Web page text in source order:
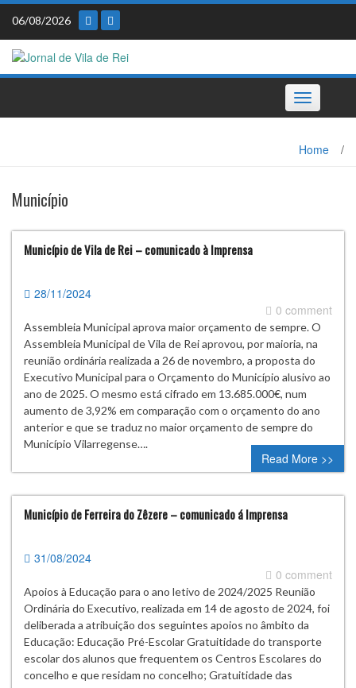
Skip
content
06/08/2026
Toggle
navigation
Home /
Município
Município de Vila de Rei – comunicado à Imprensa
28/11/2024
0 comment
Assembleia Municipal aprova maior orçamento de sempre. O
Assembleia Municipal de Vila de Rei aprovou, por maioria, na
reunião ordinária realizada a 26 de novembro, a proposta do
Executivo Municipal para o Orçamento do Município alusivo ao
ano de 2025. O mesmo está cifrado em 13.685.000€, num
aumento de 3,92% em comparação com o orçamento do ano
anterior e que se traduz no maior orçamento de sempre do
Município Vilarregense….
Read More >>
Município de Ferreira do Zêzere – comunicado á Imprensa
31/08/2024
0 comment
Apoios à Educação para o ano letivo de 2024/2025 Reunião
Ordinária do Executivo, realizada em 14 de agosto de 2024, foi
deliberada a atribuição dos seguintes apoios no âmbito da
Educação: Educação Pré-Escolar Gratuitidade do transporte
escolar dos alunos que frequentem os Centros Escolares do
concelho e que residam no concelho; Gratuitidade das